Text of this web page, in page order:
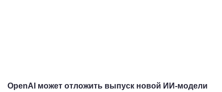
OpenAI может отложить выпуск новой ИИ-модели